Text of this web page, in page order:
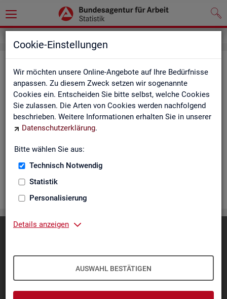
Cookie-Einstellungen
Wir möchten unsere Online-Angebote auf Ihre Bedürfnisse
anpassen. Zu diesem Zweck setzen wir sogenannte
Cookies ein. Entscheiden Sie bitte selbst, welche Cookies
Sie zulassen. Die Arten von Cookies werden nachfolgend
beschrieben. Weitere Informationen erhalten Sie in unserer
Datenschutzerklärung.
Bitte wählen Sie aus:
Technisch Notwendig
Statistik
Personalisierung
Details anzeigen
AUSWAHL BESTÄTIGEN
Ar­beits­lo­se und Ar­beits­lo­sen­quo­
ten - Deutsch­land, Län­der, Krei­se
und Ge­mein­den (Zeit­rei­he Mo­nats-
und Jah­res­zah­len)
nen über Ar­beits­lo­se nach Alter, Ge­schlecht, Staats­an­ge­hö­
rig­keit, Schwer­be­hin­de­rung und wei­te­re Merk­ma­le sowie Ar­
beits­lo­sen­quo­ten.
Diese Seite empfehlen
IN­TER­AK­TI­VE STA­TIS­TI­KEN
GRUND­LA­GEN